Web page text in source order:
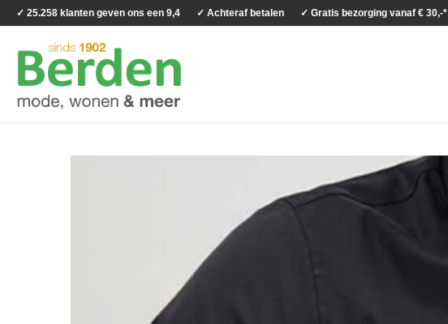
✓ 25.258 klanten geven ons een 9,4 ✓ Achteraf betalen ✓ Gratis bezorging vanaf € 30,-*